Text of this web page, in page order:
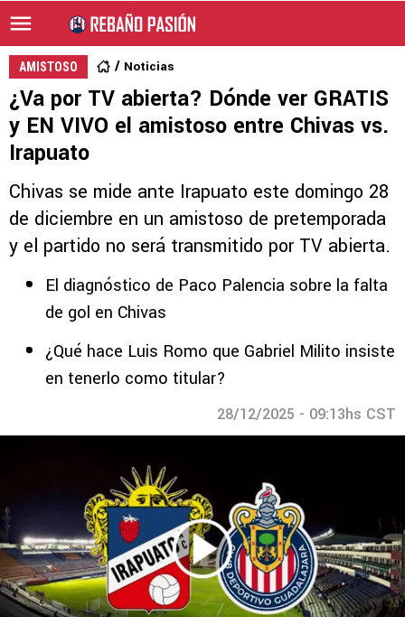
AMISTOSO Noticias
¿Va por TV abierta? Dónde ver GRATIS
y EN VIVO el amistoso entre Chivas vs.
Irapuato
Chivas se mide ante Irapuato este domingo 28
de diciembre en un amistoso de pretemporada
y el partido no será transmitido por TV abierta.
El diagnóstico de Paco Palencia sobre la falta
de gol en Chivas
¿Qué hace Luis Romo que Gabriel Milito insiste
en tenerlo como titular?
28/12/2025 - 09:13hs CST